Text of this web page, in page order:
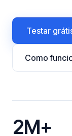
Testar
Como
2M+